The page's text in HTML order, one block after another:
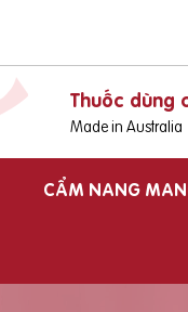
Thuốc dùng
Made in Australia
CẨM NANG